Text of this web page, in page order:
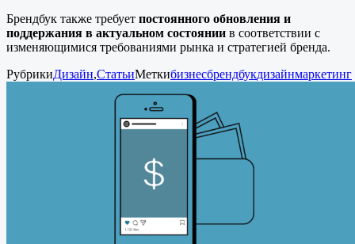
Брендбук также требует постоянного обновления и
поддержания в актуальном состоянии в соответствии с
изменяющимися требованиями рынка и стратегией бренда.
РубрикиДизайн,СтатьиМеткибизнесбрендбукдизайнмаркетинг